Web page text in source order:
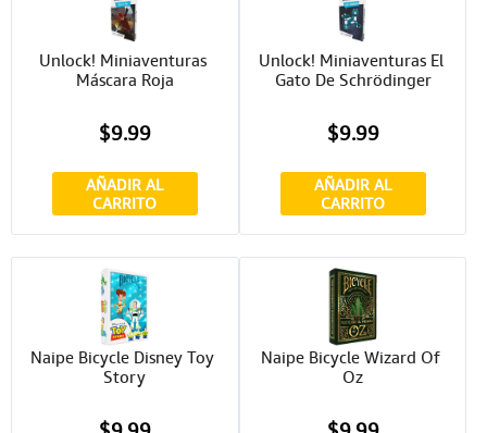
Unlock! Miniaventuras
Máscara Roja
$9.99
AÑADIR AL
CARRITO
Unlock! Miniaventuras El
Gato De Schrödinger
$9.99
AÑADIR AL
CARRITO
Naipe Bicycle Disney Toy
Story
Naipe Bicycle Wizard Of
Oz